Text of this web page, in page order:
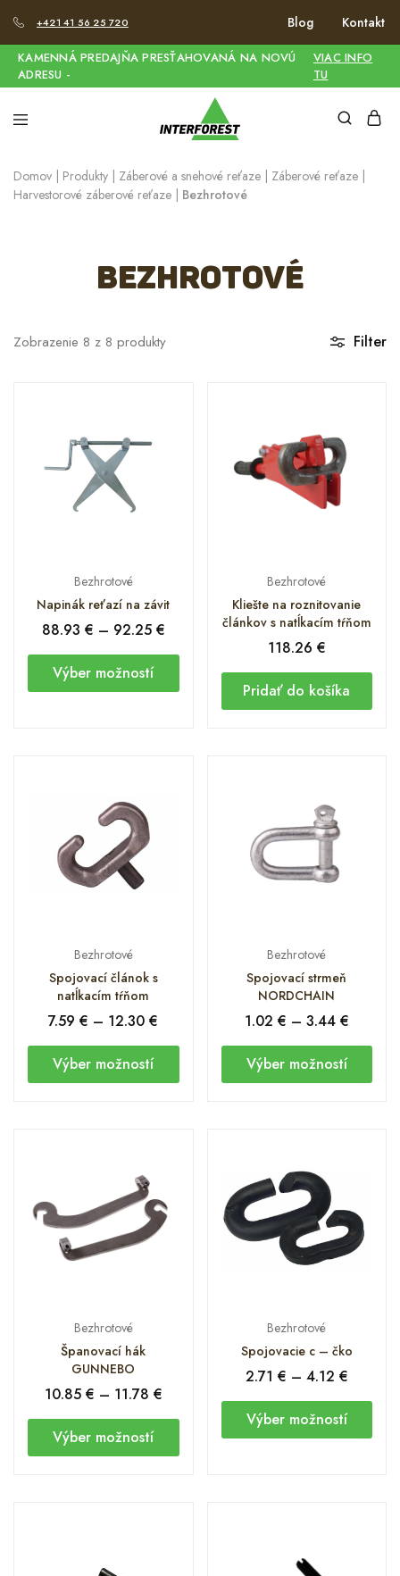
+421 41 56 25 720 Blog Kontakt
KAMENNÁ PREDAJŇA PRESŤAHOVANÁ NA NOVÚ
ADRESU -
VIAC INFO
TU
Domov Produkty Záberové a snehové reťaze Záberové reťaze
Harvestorové záberové reťaze
Bezhrotové
Bezhrotové
Filter
Zobrazenie 8 z 8 produkty
Bezhrotové
Napinák reťazí na závit
88.93 € – 92.25 €
Výber možností
Bezhrotové
Kliešte na roznitovanie
článkov s natĺkacím tŕňom
118.26 €
Pridať do košíka
Bezhrotové
Spojovací článok s
natĺkacím tŕňom
7.59€ – 12.30€
Výber možností
Bezhrotové
Spojovací strmeň
NORDCHAIN
1.02 € – 3.44 €
Výber možností
Bezhrotové
Španovací hák
GUNNEBO
10.85 € – 11.78 €
Výber možností
Bezhrotové
Spojovacie c – čko
2.71 € – 4.12 €
Výber možností